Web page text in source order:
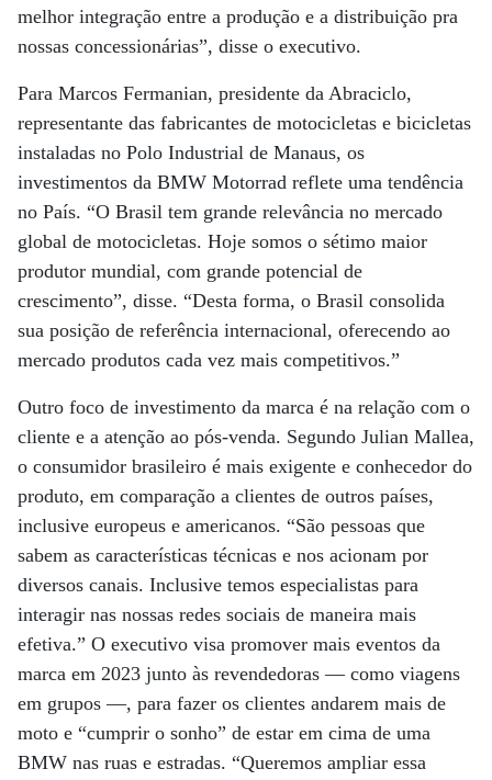
melhor integração entre a produção e a distribuição pra
nossas concessionárias”, disse o executivo.
Para Marcos Fermanian, presidente da Abraciclo,
representante das fabricantes de motocicletas e bicicletas
instaladas no Polo Industrial de Manaus, os
investimentos da BMW Motorrad reflete uma tendência
no País. “O Brasil tem grande relevância no mercado
global de motocicletas. Hoje somos o sétimo maior
produtor mundial, com grande potencial de
crescimento”, disse. “Desta forma, o Brasil consolida
sua posição de referência internacional, oferecendo ao
mercado produtos cada vez mais competitivos.”
Outro foco de investimento da marca é na relação com o
cliente e a atenção ao pós-venda. Segundo Julian Mallea,
o consumidor brasileiro é mais exigente e conhecedor do
produto, em comparação a clientes de outros países,
inclusive europeus e americanos. “São pessoas que
sabem as características técnicas e nos acionam por
diversos canais. Inclusive temos especialistas para
interagir nas nossas redes sociais de maneira mais
efetiva.” O executivo visa promover mais eventos da
marca em 2023 junto às revendedoras ­— como viagens
em grupos —, para fazer os clientes andarem mais de
moto e “cumprir o sonho” de estar em cima de uma
BMW nas ruas e estradas. “Queremos ampliar essa